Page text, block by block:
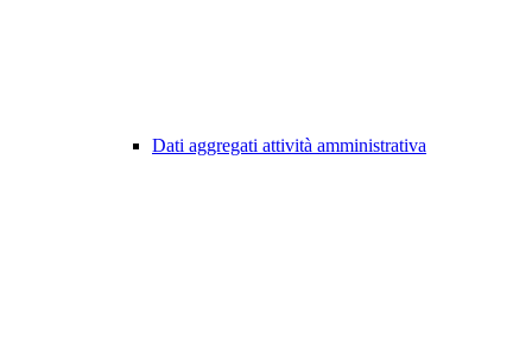
Dati aggregati attività amministrativa